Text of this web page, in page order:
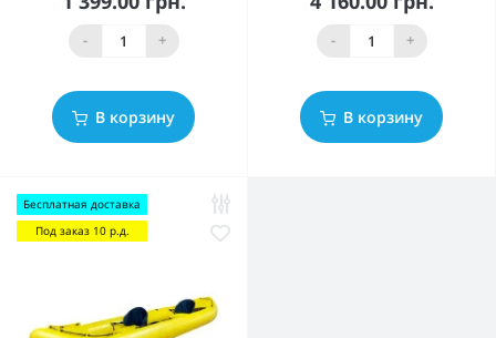
- +
В корзину
- +
В корзину
Бесплатная доставка
Под заказ 10 р.д.